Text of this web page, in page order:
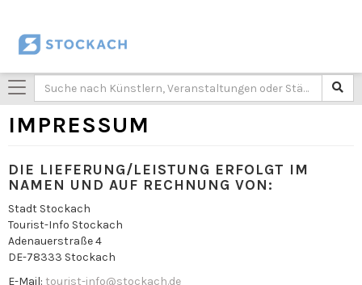
Toggle
navigation
IMPRESSUM
DIE LIEFERUNG/LEISTUNG ERFOLGT IM
NAMEN UND AUF RECHNUNG VON:
Stadt Stockach
Tourist-Info Stockach
Adenauerstraße 4
DE-78333 Stockach
E-Mail: tourist-info@stockach.de